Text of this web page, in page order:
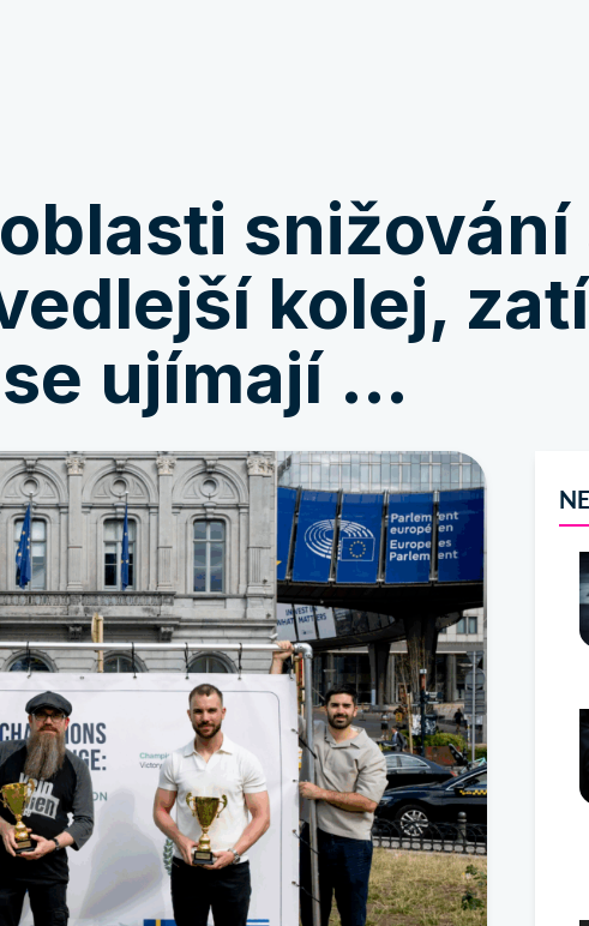
snižování
kolej,
ujímají …